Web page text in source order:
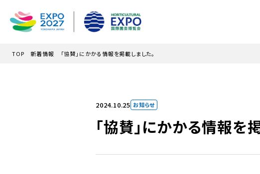
TOP 新着情報 「協賛」にかかる情報を掲載しました。
2024.10.25 お知らせ
「協賛」にかかる情報を